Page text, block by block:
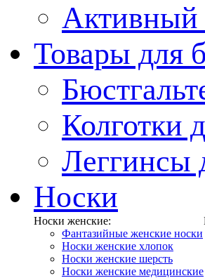
Активный
Товары для
Колготки
Леггинсы
Носки
Носки женские:
Фантазийные женские носки
Носки женские хлопок
Носки женские шерсть
Носки женские медицинские